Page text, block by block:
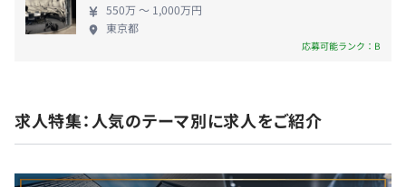
3カ月
550万 〜 1,000万円
東京都
応募可能ランク：B
求人特集：人気のテーマ別に求人をご紹介